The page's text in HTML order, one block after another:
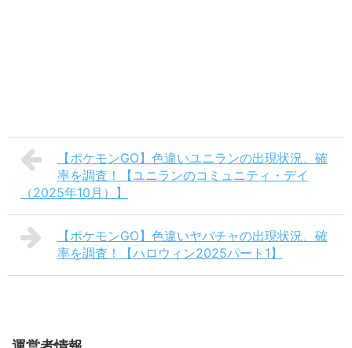
【ポケモンGO】色違いユニランの出現状況、確
率を調査！【ユニランのコミュニティ・デイ
（2025年10月）】
【ポケモンGO】色違いヤバチャの出現状況、確
率を調査！【ハロウィン2025パート1】